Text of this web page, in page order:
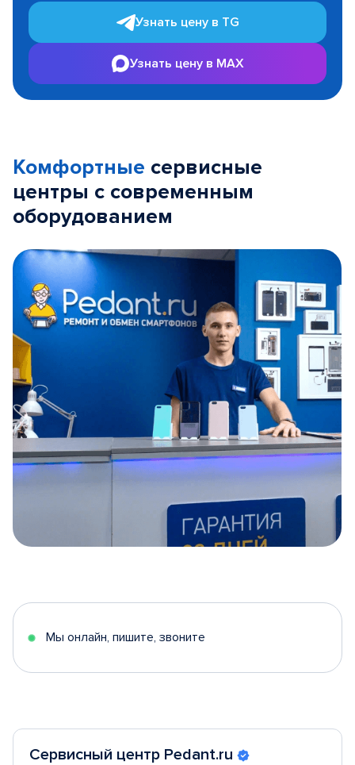
Узнать цену в TG
Узнать цену в MAX
Комфортные сервисные
центры с современным
оборудованием
5
Мы онлайн, пишите, звоните
Сервисный центр Pedant.ru